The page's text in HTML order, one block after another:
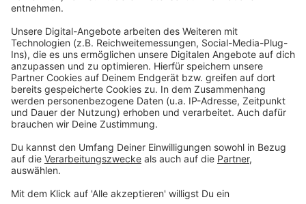
powered byUsercentrics Consent
Management Platform
Doch gemeinsam wird sich das doch wohl alles
schaffen lassen?
Anzeige
© Copyright: Sky/WOW/BBC
Costello ist oft verzweifelt.
Anzeige